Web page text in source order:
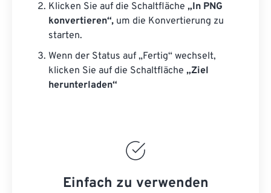
Klicken Sie auf die Schaltfläche „In PNG
konvertieren“, um die Konvertierung zu
starten.
Wenn der Status auf „Fertig“ wechselt,
klicken Sie auf die Schaltfläche „Ziel
herunterladen“
Einfach zu verwenden